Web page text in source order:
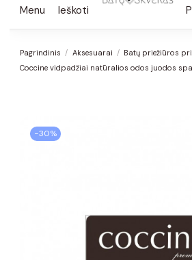
Menu Ieškoti
Pagrindinis Aksesuarai
Batų priežiūros
Coccine vidpadžiai natūralios odos juodos
−30%